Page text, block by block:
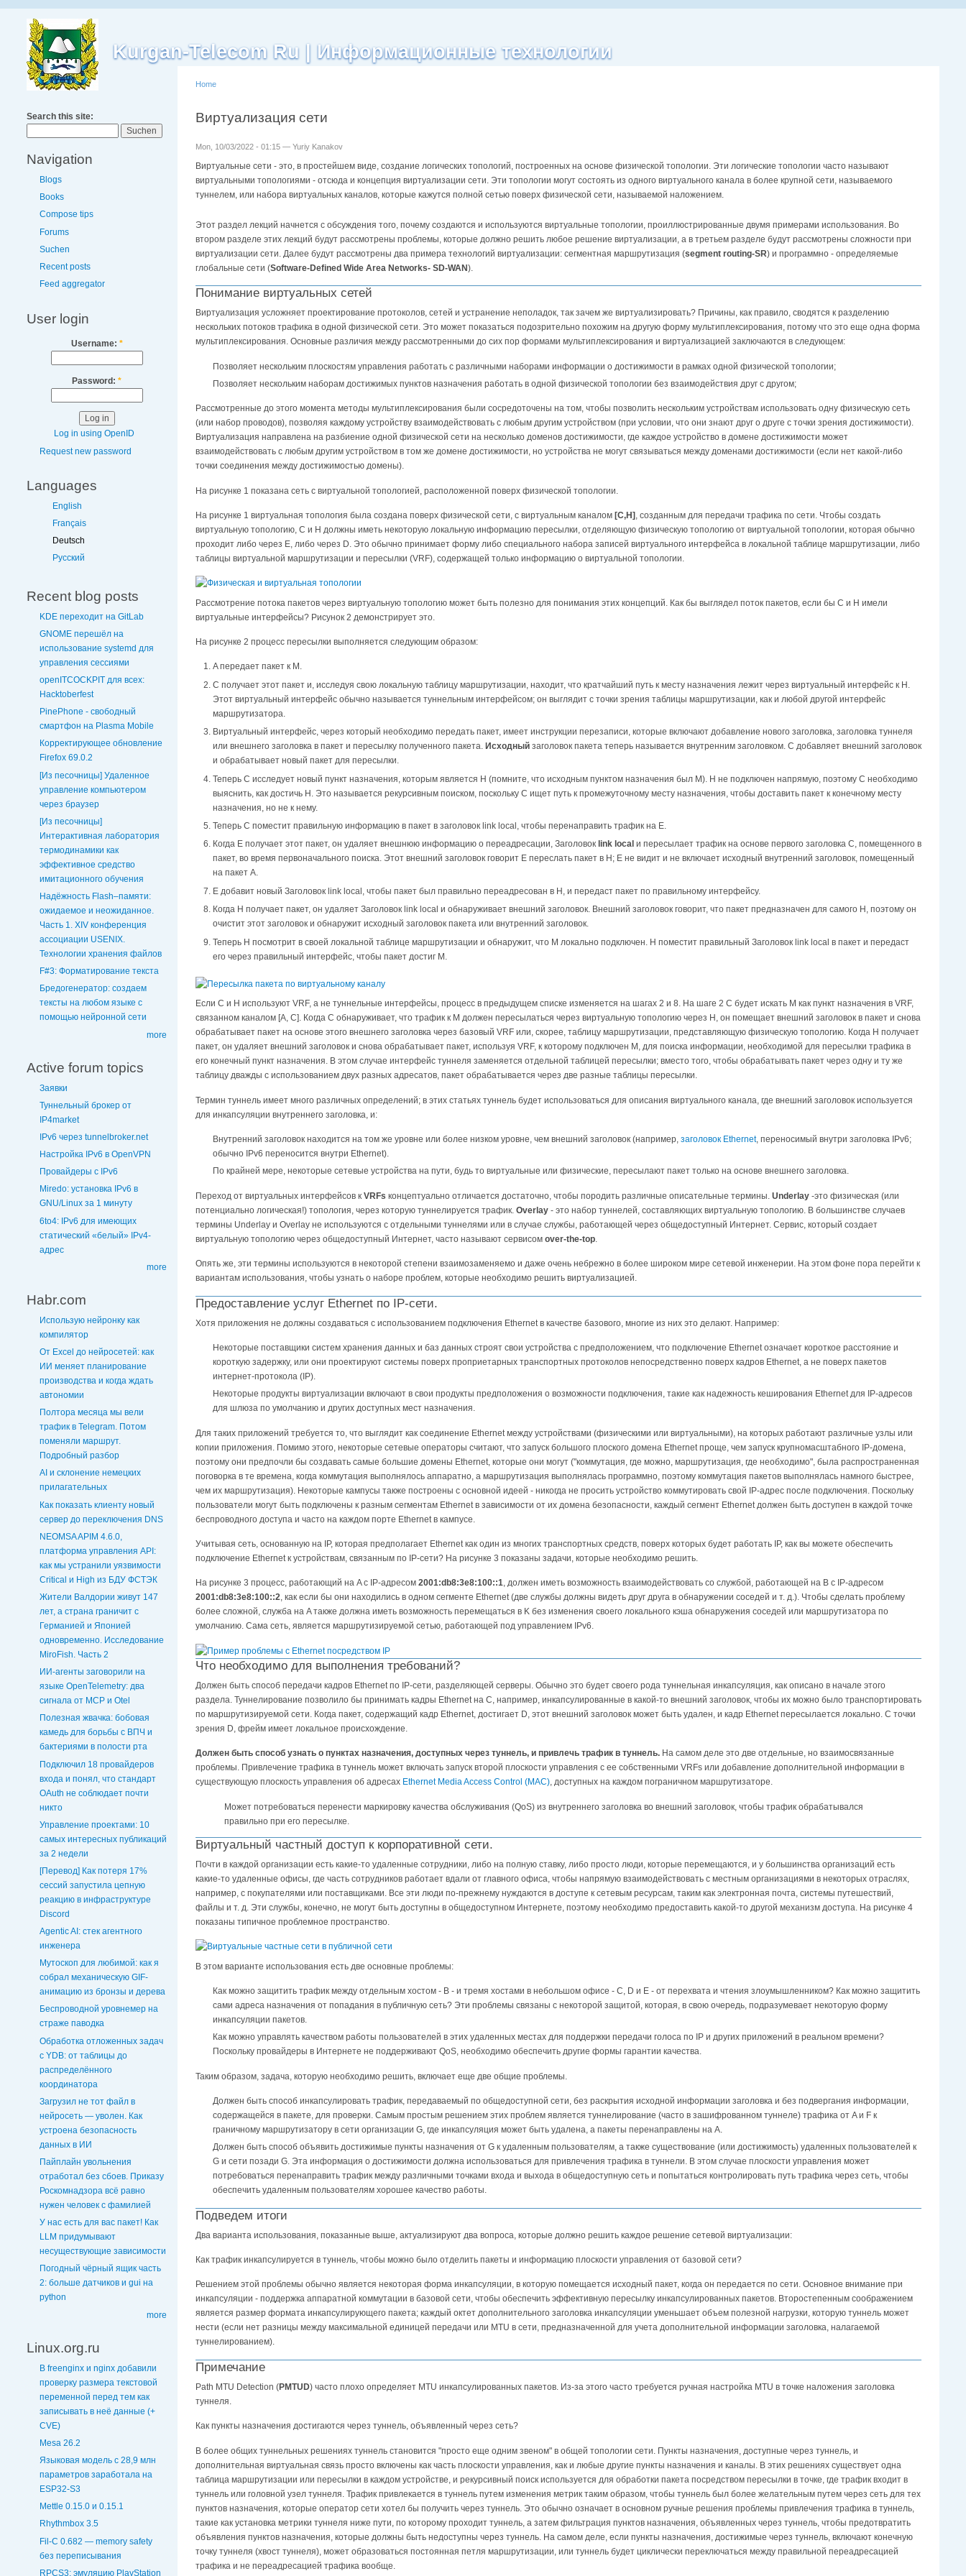
Kurgan-Telecom Ru | Информационные технологии
Search this site:
Navigation
Blogs
Books
Compose tips
Forums
Suchen
Recent posts
Feed aggregator
User login
Username: *
Password: *
Log in using OpenID
Request new password
Languages
English
Français
Deutsch
Русский
Recent blog posts
KDE переходит на GitLab
GNOME перешёл на
использование systemd для
управления сессиями
openITCOCKPIT для всех:
Hacktoberfest
PinePhone - свободный
смартфон на Plasma Mobile
Корректирующее обновление
Firefox 69.0.2
[Из песочницы] Удаленное
управление компьютером
через браузер
[Из песочницы]
Интерактивная лаборатория
термодинамики как
эффективное средство
имитационного обучения
Надёжность Flash–памяти:
ожидаемое и неожиданное.
Часть 1. XIV конференция
ассоциации USENIX.
Технологии хранения файлов
F#3: Форматирование текста
Бредогенератор: создаем
тексты на любом языке с
помощью нейронной сети
more
Active forum topics
Заявки
Туннельный брокер от
IP4market
IPv6 через tunnelbroker.net
Настройка IPv6 в OpenVPN
Провайдеры с IPv6
Miredo: установка IPv6 в
GNU/Linux за 1 минуту
6to4: IPv6 для имеющих
статический «белый» IPv4-
адрес
more
Habr.com
Использую нейронку как
компилятор
От Excel до нейросетей: как
ИИ меняет планирование
производства и когда ждать
автономии
Полтора месяца мы вели
трафик в Telegram. Потом
поменяли маршрут.
Подробный разбор
AI и склонение немецких
прилагательных
Как показать клиенту новый
сервер до переключения DNS
NEOMSA APIM 4.6.0,
платформа управления API:
как мы устранили уязвимости
Critical и High из БДУ ФСТЭК
Жители Валдории живут 147
лет, а страна граничит с
Германией и Японией
одновременно. Исследование
MiroFish. Часть 2
ИИ-агенты заговорили на
языке OpenTelemetry: два
сигнала от MCP и Otel
Полезная жвачка: бобовая
камедь для борьбы с ВПЧ и
бактериями в полости рта
Подключил 18 провайдеров
входа и понял, что стандарт
OAuth не соблюдает почти
никто
Управление проектами: 10
самых интересных публикаций
за 2 недели
[Перевод] Как потеря 17%
сессий запустила цепную
реакцию в инфраструктуре
Discord
Agentic AI: стек агентного
инженера
Мутоскоп для любимой: как я
собрал механическую GIF-
анимацию из бронзы и дерева
Беспроводной уровнемер на
страже паводка
Обработка отложенных задач
c YDB: от таблицы до
распределённого
координатора
Загрузил не тот файл в
нейросеть — уволен. Как
устроена безопасность
данных в ИИ
Пайплайн увольнения
отработал без сбоев. Приказу
Роскомнадзора всё равно
нужен человек с фамилией
У нас есть для вас пакет! Как
LLM придумывают
несуществующие зависимости
Погодный чёрный ящик часть
2: больше датчиков и gui на
python
more
Linux.org.ru
В freenginx и nginx добавили
проверку размера текстовой
переменной перед тем как
записывать в неё данные (+
CVE)
Mesa 26.2
Языковая модель с 28,9 млн
параметров заработала на
ESP32-S3
Mettle 0.15.0 и 0.15.1
Rhythmbox 3.5
Fil-C 0.682 — memory safety
без переписывания
RPCS3: эмуляцию PlayStation
Home
Виртуализация сети
Mon, 10/03/2022 - 01:15 — Yuriy Kanakov
Виртуальные сети - это, в простейшем виде, создание логических топологий, построенных на основе физической топологии. Эти логические топологии часто называют
виртуальными топологиями - отсюда и концепция виртуализации сети. Эти топологии могут состоять из одного виртуального канала в более крупной сети, называемого
туннелем, или набора виртуальных каналов, которые кажутся полной сетью поверх физической сети, называемой наложением.
Этот раздел лекций начнется с обсуждения того, почему создаются и используются виртуальные топологии, проиллюстрированные двумя примерами использования. Во
втором разделе этих лекций будут рассмотрены проблемы, которые должно решить любое решение виртуализации, а в третьем разделе будут рассмотрены сложности при
виртуализации сети. Далее будут рассмотрены два примера технологий виртуализации: сегментная маршрутизация (segment routing-SR) и программно - определяемые
глобальные сети (Software-Defined Wide Area Networks- SD-WAN).
Понимание виртуальных сетей
Виртуализация усложняет проектирование протоколов, сетей и устранение неполадок, так зачем же виртуализировать? Причины, как правило, сводятся к разделению
нескольких потоков трафика в одной физической сети. Это может показаться подозрительно похожим на другую форму мультиплексирования, потому что это еще одна форма
мультиплексирования. Основные различия между рассмотренными до сих пор формами мультиплексирования и виртуализацией заключаются в следующем:
Позволяет нескольким плоскостям управления работать с различными наборами информации о достижимости в рамках одной физической топологии;
Позволяет нескольким наборам достижимых пунктов назначения работать в одной физической топологии без взаимодействия друг с другом;
Рассмотренные до этого момента методы мультиплексирования были сосредоточены на том, чтобы позволить нескольким устройствам использовать одну физическую сеть
(или набор проводов), позволяя каждому устройству взаимодействовать с любым другим устройством (при условии, что они знают друг о друге с точки зрения достижимости).
Виртуализация направлена на разбиение одной физической сети на несколько доменов достижимости, где каждое устройство в домене достижимости может
взаимодействовать с любым другим устройством в том же домене достижимости, но устройства не могут связываться между доменами достижимости (если нет какой-либо
точки соединения между достижимостью домены).
На рисунке 1 показана сеть с виртуальной топологией, расположенной поверх физической топологии.
На рисунке 1 виртуальная топология была создана поверх физической сети, с виртуальным каналом [C,H] , созданным для передачи трафика по сети. Чтобы создать
виртуальную топологию, C и H должны иметь некоторую локальную информацию пересылки, отделяющую физическую топологию от виртуальной топологии, которая обычно
проходит либо через E, либо через D. Это обычно принимает форму либо специального набора записей виртуального интерфейса в локальной таблице маршрутизации, либо
таблицы виртуальной маршрутизации и пересылки (VRF), содержащей только информацию о виртуальной топологии.
Рассмотрение потока пакетов через виртуальную топологию может быть полезно для понимания этих концепций. Как бы выглядел поток пакетов, если бы C и H имели
виртуальные интерфейсы? Рисунок 2 демонстрирует это.
На рисунке 2 процесс пересылки выполняется следующим образом:
A передает пакет к M.
C получает этот пакет и, исследуя свою локальную таблицу маршрутизации, находит, что кратчайший путь к месту назначения лежит через виртуальный интерфейс к H.
Этот виртуальный интерфейс обычно называется туннельным интерфейсом; он выглядит с точки зрения таблицы маршрутизации, как и любой другой интерфейс
маршрутизатора.
Виртуальный интерфейс, через который необходимо передать пакет, имеет инструкции перезаписи, которые включают добавление нового заголовка, заголовка туннеля
или внешнего заголовка в пакет и пересылку полученного пакета. Исходный заголовок пакета теперь называется внутренним заголовком. C добавляет внешний заголовок
и обрабатывает новый пакет для пересылки.
Теперь C исследует новый пункт назначения, которым является H (помните, что исходным пунктом назначения был M). H не подключен напрямую, поэтому C необходимо
выяснить, как достичь H. Это называется рекурсивным поиском, поскольку C ищет путь к промежуточному месту назначения, чтобы доставить пакет к конечному месту
назначения, но не к нему.
Теперь C поместит правильную информацию в пакет в заголовок link local, чтобы перенаправить трафик на E.
Когда E получает этот пакет, он удаляет внешнюю информацию о переадресации, Заголовок link local и пересылает трафик на основе первого заголовка C, помещенного в
пакет, во время первоначального поиска. Этот внешний заголовок говорит E переслать пакет в H; E не видит и не включает исходный внутренний заголовок, помещенный
на пакет A.
E добавит новый Заголовок link local, чтобы пакет был правильно переадресован в H, и передаст пакет по правильному интерфейсу.
Когда H получает пакет, он удаляет Заголовок link local и обнаруживает внешний заголовок. Внешний заголовок говорит, что пакет предназначен для самого H, поэтому он
очистит этот заголовок и обнаружит исходный заголовок пакета или внутренний заголовок.
Теперь H посмотрит в своей локальной таблице маршрутизации и обнаружит, что M локально подключен. H поместит правильный Заголовок link local в пакет и передаст
его через правильный интерфейс, чтобы пакет достиг M.
Если C и H используют VRF, а не туннельные интерфейсы, процесс в предыдущем списке изменяется на шагах 2 и 8. На шаге 2 C будет искать M как пункт назначения в VRF,
связанном каналом [A, C]. Когда C обнаруживает, что трафик к M должен пересылаться через виртуальную топологию через H, он помещает внешний заголовок в пакет и снова
обрабатывает пакет на основе этого внешнего заголовка через базовый VRF или, скорее, таблицу маршрутизации, представляющую физическую топологию. Когда H получает
пакет, он удаляет внешний заголовок и снова обрабатывает пакет, используя VRF, к которому подключен M, для поиска информации, необходимой для пересылки трафика в
его конечный пункт назначения. В этом случае интерфейс туннеля заменяется отдельной таблицей пересылки; вместо того, чтобы обрабатывать пакет через одну и ту же
таблицу дважды с использованием двух разных адресатов, пакет обрабатывается через две разные таблицы пересылки.
Термин туннель имеет много различных определений; в этих статьях туннель будет использоваться для описания виртуального канала, где внешний заголовок используется
для инкапсуляции внутреннего заголовка, и:
Внутренний заголовок находится на том же уровне или более низком уровне, чем внешний заголовок (например, заголовок Ethernet, переносимый внутри заголовка IPv6;
обычно IPv6 переносится внутри Ethernet).
По крайней мере, некоторые сетевые устройства на пути, будь то виртуальные или физические, пересылают пакет только на основе внешнего заголовка.
Переход от виртуальных интерфейсов к VRFs концептуально отличается достаточно, чтобы породить различные описательные термины. Underlay -это физическая (или
потенциально логическая!) топология, через которую туннелируется трафик. Overlay - это набор туннелей, составляющих виртуальную топологию. В большинстве случаев
термины Underlay и Overlay не используются с отдельными туннелями или в случае службы, работающей через общедоступный Интернет. Сервис, который создает
виртуальную топологию через общедоступный Интернет, часто называют сервисом over-the-top
Опять же, эти термины используются в некоторой степени взаимозаменяемо и даже очень небрежно в более широком мире сетевой инженерии. На этом фоне пора перейти к
вариантам использования, чтобы узнать о наборе проблем, которые необходимо решить виртуализацией.
Предоставление услуг Ethernet по IP-сети.
Хотя приложения не должны создаваться с использованием подключения Ethernet в качестве базового, многие из них это делают. Например:
Некоторые поставщики систем хранения данных и баз данных строят свои устройства с предположением, что подключение Ethernet означает короткое расстояние и
короткую задержку, или они проектируют системы поверх проприетарных транспортных протоколов непосредственно поверх кадров Ethernet, а не поверх пакетов
интернет-протокола (IP).
Некоторые продукты виртуализации включают в свои продукты предположения о возможности подключения, такие как надежность кеширования Ethernet для IP-адресов
для шлюза по умолчанию и других доступных мест назначения.
Для таких приложений требуется то, что выглядит как соединение Ethernet между устройствами (физическими или виртуальными), на которых работают различные узлы или
копии приложения. Помимо этого, некоторые сетевые операторы считают, что запуск большого плоского домена Ethernet проще, чем запуск крупномасштабного IP-домена,
поэтому они предпочли бы создавать самые большие домены Ethernet, которые они могут ("коммутация, где можно, маршрутизация, где необходимо", была распространенная
поговорка в те времена, когда коммутация выполнялось аппаратно, а маршрутизация выполнялась программно, поэтому коммутация пакетов выполнялась намного быстрее,
чем их маршрутизация). Некоторые кампусы также построены с основной идеей - никогда не просить устройство коммутировать свой IP-адрес после подключения. Поскольку
пользователи могут быть подключены к разным сегментам Ethernet в зависимости от их домена безопасности, каждый сегмент Ethernet должен быть доступен в каждой точке
беспроводного доступа и часто на каждом порте Ethernet в кампусе.
Учитывая сеть, основанную на IP, которая предполагает Ethernet как один из многих транспортных средств, поверх которых будет работать IP, как вы можете обеспечить
подключение Ethernet к устройствам, связанным по IP-сети? На рисунке 3 показаны задачи, которые необходимо решить.
На рисунке 3 процесс, работающий на A с IP-адресом 2001:db8:3e8:100::1, должен иметь возможность взаимодействовать со службой, работающей на B с IP-адресом
2001:db8:3e8:100::2, как если бы они находились в одном сегменте Ethernet (две службы должны видеть друг друга в обнаружении соседей и т. д.). Чтобы сделать проблему
более сложной, служба на A также должна иметь возможность перемещаться в K без изменения своего локального кэша обнаружения соседей или маршрутизатора по
умолчанию. Сама сеть, является маршрутизируемой сетью, работающей под управлением IPv6.
Что необходимо для выполнения требований?
Должен быть способ передачи кадров Ethernet по IP-сети, разделяющей серверы. Обычно это будет своего рода туннельная инкапсуляция, как описано в начале этого
раздела. Туннелирование позволило бы принимать кадры Ethernet на C, например, инкапсулированные в какой-то внешний заголовок, чтобы их можно было транспортировать
по маршрутизируемой сети. Когда пакет, содержащий кадр Ethernet, достигает D, этот внешний заголовок может быть удален, и кадр Ethernet пересылается локально. С точки
зрения D, фрейм имеет локальное происхождение.
Должен быть способ узнать о пунктах назначения, доступных через туннель, и привлечь трафик в туннель. На самом деле это две отдельные, но взаимосвязанные
проблемы. Привлечение трафика в туннель может включать запуск второй плоскости управления с ее собственными VRFs или добавление дополнительной информации в
существующую плоскость управления об адресах Ethernet Media Access Control (MAC), доступных на каждом пограничном маршрутизаторе.
Может потребоваться перенести маркировку качества обслуживания (QoS) из внутреннего заголовка во внешний заголовок, чтобы трафик обрабатывался
правильно при его пересылке.
Виртуальный частный доступ к корпоративной сети.
Почти в каждой организации есть какие-то удаленные сотрудники, либо на полную ставку, либо просто люди, которые перемещаются, и у большинства организаций есть
какие-то удаленные офисы, где часть сотрудников работает вдали от главного офиса, чтобы напрямую взаимодействовать с местным организациями в некоторых отраслях,
например, с покупателями или поставщиками. Все эти люди по-прежнему нуждаются в доступе к сетевым ресурсам, таким как электронная почта, системы путешествий,
файлы и т. д. Эти службы, конечно, не могут быть доступны в общедоступном Интернете, поэтому необходимо предоставить какой-то другой механизм доступа. На рисунке 4
показаны типичное проблемное пространство.
В этом варианте использования есть две основные проблемы:
Как можно защитить трафик между отдельным хостом - B - и тремя хостами в небольшом офисе - C, D и E - от перехвата и чтения злоумышленником? Как можно защитить
сами адреса назначения от попадания в публичную сеть? Эти проблемы связаны с некоторой защитой, которая, в свою очередь, подразумевает некоторую форму
инкапсуляции пакетов.
Как можно управлять качеством работы пользователей в этих удаленных местах для поддержки передачи голоса по IP и других приложений в реальном времени?
Поскольку провайдеры в Интернете не поддерживают QoS, необходимо обеспечить другие формы гарантии качества.
Таким образом, задача, которую необходимо решить, включает еще две общие проблемы.
Должен быть способ инкапсулировать трафик, передаваемый по общедоступной сети, без раскрытия исходной информации заголовка и без подвергания информации,
содержащейся в пакете, для проверки. Самым простым решением этих проблем является туннелирование (часто в зашифрованном туннеле) трафика от A и F к
граничному маршрутизатору в сети организации G, где инкапсуляция может быть удалена, а пакеты перенаправлены на A.
Должен быть способ объявить достижимые пункты назначения от G к удаленным пользователям, а также существование (или достижимость) удаленных пользователей к
G и сети позади G. Эта информация о достижимости должна использоваться для привлечения трафика в туннели. В этом случае плоскости управления может
потребоваться перенаправить трафик между различными точками входа и выхода в общедоступную сеть и попытаться контролировать путь трафика через сеть, чтобы
обеспечить удаленным пользователям хорошее качество работы.
Подведем итоги
Два варианта использования, показанные выше, актуализируют два вопроса, которые должно решить каждое решение сетевой виртуализации:
Как трафик инкапсулируется в туннель, чтобы можно было отделить пакеты и информацию плоскости управления от базовой сети?
Решением этой проблемы обычно является некоторая форма инкапсуляции, в которую помещается исходный пакет, когда он передается по сети. Основное внимание при
инкапсуляции - поддержка аппаратной коммутации в базовой сети, чтобы обеспечить эффективную пересылку инкапсулированных пакетов. Второстепенным соображением
является размер формата инкапсулирующего пакета; каждый октет дополнительного заголовка инкапсуляции уменьшает объем полезной нагрузки, которую туннель может
нести (если нет разницы между максимальной единицей передачи или MTU в сети, предназначенной для учета дополнительной информации заголовка, налагаемой
туннелированием).
Примечание
Path MTU Detection (PMTUD) часто плохо определяет MTU инкапсулированных пакетов. Из-за этого часто требуется ручная настройка MTU в точке наложения заголовка
туннеля.
Как пункты назначения достигаются через туннель, объявленный через сеть?
В более общих туннельных решениях туннель становится "просто еще одним звеном" в общей топологии сети. Пункты назначения, доступные через туннель, и
дополнительная виртуальная связь просто включены как часть плоскости управления, как и любые другие пункты назначения и каналы. В этих решениях существует одна
таблица маршрутизации или пересылки в каждом устройстве, и рекурсивный поиск используется для обработки пакета посредством пересылки в точке, где трафик входит в
туннель или головной узел туннеля. Трафик привлекается в туннель путем изменения метрик таким образом, чтобы туннель был более желательным путем через сеть для тех
пунктов назначения, которые оператор сети хотел бы получить через туннель. Это обычно означает в основном ручные решения проблемы привлечения трафика в туннель,
такие как установка метрики туннеля ниже пути, по которому проходит туннель, а затем фильтрация пунктов назначения, объявленных через туннель, чтобы предотвратить
объявления пунктов назначения, которые должны быть недоступны через туннель. На самом деле, если пункты назначения, достижимые через туннель, включают конечную
точку туннеля (хвост туннеля), может образоваться постоянная петля маршрутизации, или туннель будет циклически переключаться между правильной переадресацией
трафика и не переадресацией трафика вообще.